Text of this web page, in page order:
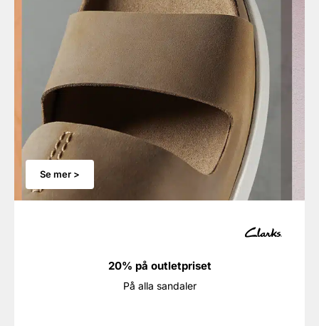
Se mer >
20% på outletpriset
På alla sandaler